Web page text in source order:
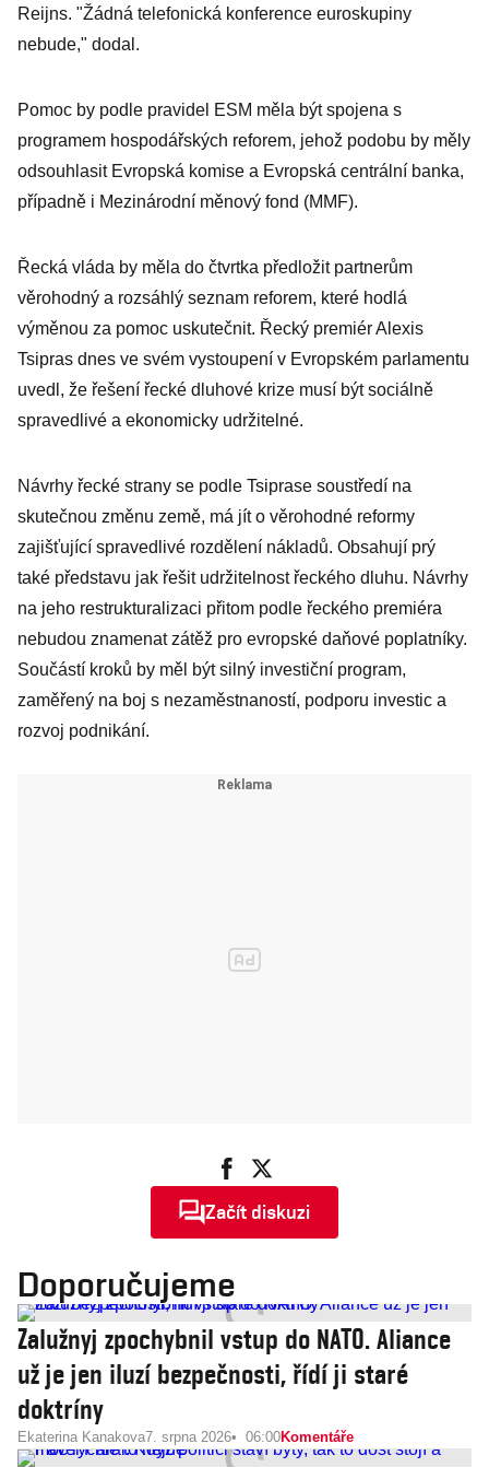
Reijns. "Žádná telefonická konference euroskupiny
nebude," dodal.
Pomoc by podle pravidel ESM měla být spojena s
programem hospodářských reforem, jehož podobu by měly
odsouhlasit Evropská komise a Evropská centrální banka,
případně i Mezinárodní měnový fond (MMF).
Řecká vláda by měla do čtvrtka předložit partnerům
věrohodný a rozsáhlý seznam reforem, které hodlá
výměnou za pomoc uskutečnit. Řecký premiér Alexis
Tsipras dnes ve svém vystoupení v Evropském parlamentu
uvedl, že řešení řecké dluhové krize musí být sociálně
spravedlivé a ekonomicky udržitelné.
Návrhy řecké strany se podle Tsiprase soustředí na
skutečnou změnu země, má jít o věrohodné reformy
zajišťující spravedlivé rozdělení nákladů. Obsahují prý
také představu jak řešit udržitelnost řeckého dluhu. Návrhy
na jeho restrukturalizaci přitom podle řeckého premiéra
nebudou znamenat zátěž pro evropské daňové poplatníky.
Součástí kroků by měl být silný investiční program,
zaměřený na boj s nezaměstnaností, podporu investic a
rozvoj podnikání.
Začít diskuzi
Doporučujeme
Zalužnyj zpochybnil vstup do NATO. Aliance
už je jen iluzí bezpečnosti, řídí ji staré
doktríny
Ekaterina Kanakova7. srpna 2026 06:00Komentáře